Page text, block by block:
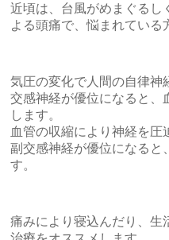
近頃は、台風がめまぐるし
よる頭痛で、悩まれている
気圧の変化で人間の自律神
交感神経が優位になると、
します。
血管の収縮により神経を圧
副交感神経が優位になると
す。
痛みにより寝込んだり、生